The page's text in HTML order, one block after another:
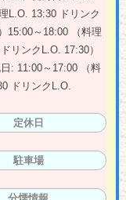
L.O. 13:30 ドリンク
15:00～18:00 （料理
リンクL.O. 17:30）
: 11:00～17:00 （料
ドリンクL.O.
定休日
駐車場